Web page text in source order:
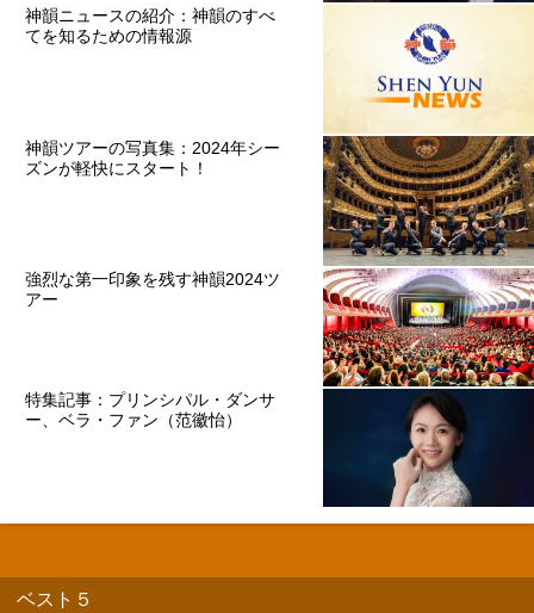
神韻ニュースの紹介：神韻のすべ
てを知るための情報源
神韻ツアーの写真集：2024年シー
ズンが軽快にスタート！
強烈な第一印象を残す神韻2024ツ
アー
特集記事：プリンシパル・ダンサ
ー、ベラ・ファン（范徽怡）
ベスト５